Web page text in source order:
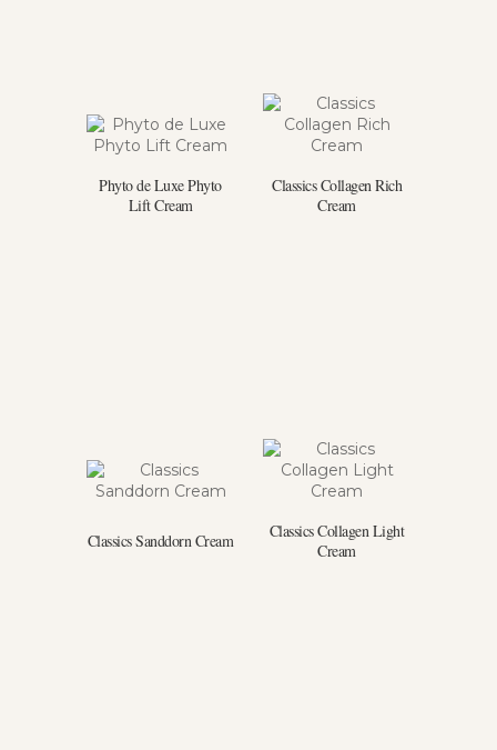
Phyto de Luxe Phyto
Lift Cream
Classics Collagen Rich
Cream
Classics Sanddorn Cream
Classics Collagen Light
Cream